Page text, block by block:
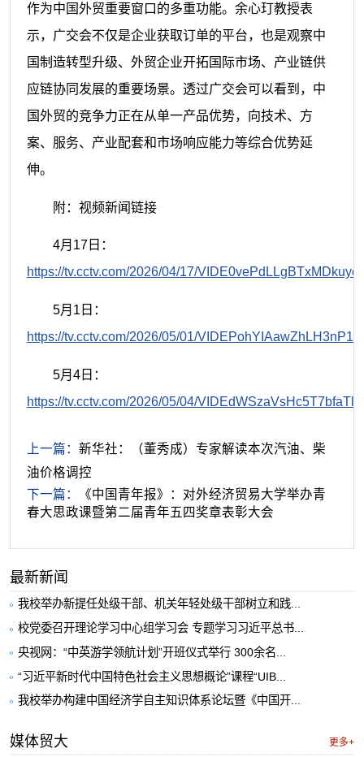
作为中国外贸重要窗口的多重功能。余心玎教授表
示，广交会不仅是企业获取订单的平台，也是观察中
国制造转型升级、外贸企业开拓国际市场、产业链供
应链协同发展的重要场景。透过广交会可以看到，中
国外贸的竞争力正在从单一产品优势，向技术、方
案、服务、产业配套和市场响应能力等综合优势延
伸。
附：视频新闻链接
4月17日：
https://tv.cctv.com/2026/04/17/
5月1日：
https://tv.cctv.com/2026/05/01/
5月4日：
https://tv.cctv.com/2026/05/04/
上一篇： 新华社：（董秀成）专家解读本次汽油、柴
油价格调控
下一篇：
《中国青年报》：对外经济贸易大学举办青
春大思政课暨第二届青年五四奖章表彰大会
最新新闻
我校举办新提任处级干部、机关年轻处级干部树立和践...
校党委召开理论学习中心组学习会 专题学习习近平总书...
央视网：“中英游学领航计划”开班仪式举行 300余名...
“习近平新时代中国特色社会主义思想概论”课程“UIB...
我校举办构建中国经济学自主知识体系论坛暨《中国开...
媒体贸大 更多+